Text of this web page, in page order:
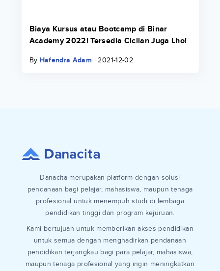
Biaya Kursus atau Bootcamp di Binar
Academy 2022! Tersedia Cicilan Juga Lho!
By Hafendra Adam 2021-12-02
Danacita merupakan platform dengan solusi
pendanaan bagi pelajar, mahasiswa, maupun tenaga
profesional untuk menempuh studi di lembaga
pendidikan tinggi dan program kejuruan.
Kami bertujuan untuk memberikan akses pendidikan
untuk semua dengan menghadirkan pendanaan
pendidikan terjangkau bagi para pelajar, mahasiswa,
maupun tenaga profesional yang ingin meningkatkan